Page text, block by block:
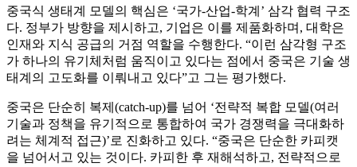
중국식 생태계 모델의 핵심은 ‘국가-산업-학계’ 삼각 협력 구조
다. 정부가 방향을 제시하고, 기업은 이를 제품화하며, 대학은
인재와 지식 공급의 거점 역할을 수행한다. “이런 삼각형 구조
가 하나의 유기체처럼 움직이고 있다는 점에서 중국은 기술 생
태계의 고도화를 이뤄내고 있다”고 그는 평가했다.
중국은 단순히 복제(catch-up)를 넘어 ‘전략적 복합 모델(여러
기술과 정책을 유기적으로 통합하여 국가 경쟁력을 극대화하
려는 체계적 접근)’로 진화하고 있다. “중국은 단순한 카피캣
을 넘어서고 있는 것이다. 카피한 후 재해석하고, 전략적으로